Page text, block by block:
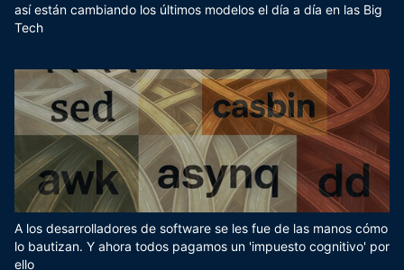
así están cambiando los últimos modelos el día a día en las Big
Tech
A los desarrolladores de software se les fue de las manos cómo
lo bautizan. Y ahora todos pagamos un 'impuesto cognitivo' por
ello